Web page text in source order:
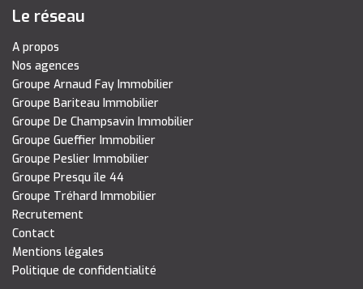
Le réseau
A propos
Nos agences
Groupe Arnaud Fay Immobilier
Groupe Bariteau Immobilier
Groupe De Champsavin Immobilier
Groupe Gueffier Immobilier
Groupe Peslier Immobilier
Groupe Presqu île 44
Groupe Tréhard Immobilier
Recrutement
Contact
Mentions légales
Politique de confidentialité